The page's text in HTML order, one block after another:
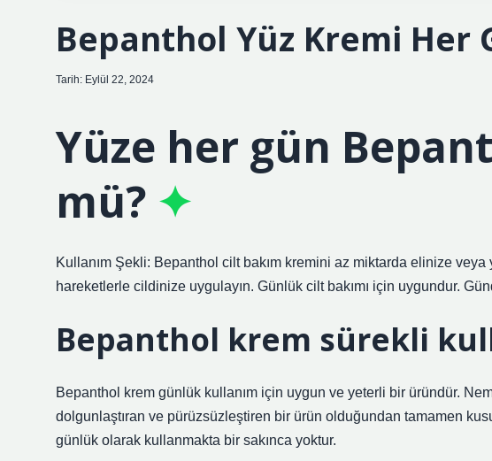
Bepanthol Yüz Kremi Her
Tarih: Eylül 22, 2024
Yüze her gün
mü?
Kullanım Şekli: Bepanthol cilt bakım kremini az miktarda elinize
hareketlerle cildinize uygulayın. Günlük cilt bakımı için uygundur.
Bepanthol krem sürekli
Bepanthol krem ​​günlük kullanım için uygun ve yeterli bir üründür.
dolgunlaştıran ve pürüzsüzleştiren bir ürün olduğundan tamamen
günlük olarak kullanmakta bir sakınca yoktur.